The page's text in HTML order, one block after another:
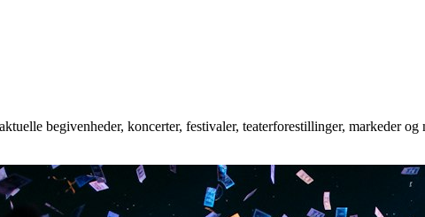
begivenheder, koncerter, festivaler, teaterforestillinger, markeder